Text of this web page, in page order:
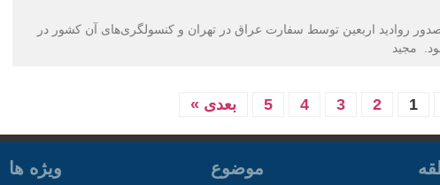
صدور روادید اربعین توسط سفارت عراق در تهران و کنسولگری‌های آن کشور در
مجید
1
2
3
4
5 بعدی »
موضوع ویژه ها